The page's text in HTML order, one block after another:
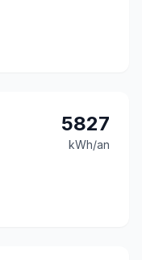
5827
kWh/an